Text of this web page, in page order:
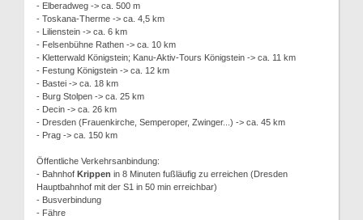
- Elberadweg -> ca. 500 m
- Toskana-Therme -> ca. 4,5 km
- Lilienstein -> ca. 6 km
- Felsenbühne Rathen -> ca. 10 km
- Kletterwald Königstein; Kanu-Aktiv-Tours Königstein -> ca. 11 km
- Festung Königstein -> ca. 12 km
- Bastei -> ca. 18 km
- Burg Stolpen -> ca. 25 km
- Decin -> ca. 26 km
- Dresden (Frauenkirche, Semperoper, Zwinger...) -> ca. 45 km
- Prag -> ca. 150 km
Öffentliche Verkehrsanbindung:
- Bahnhof Krippen in 8 Minuten fußläufig zu erreichen (Dresden
Hauptbahnhof mit der S1 in 50 min erreichbar)
- Busverbindung
- Fähre